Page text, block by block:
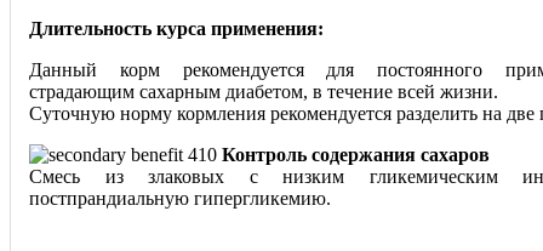
Длительность курса применения:
Данный корм рекомендуется для постоянного
страдающим сахарным диабетом, в течение всей жизни.
Суточную норму кормления рекомендуется разделить на
Контроль содержания сахаров
Смесь из злаковых с низким гликемическим
постпрандиальную гипергликемию.